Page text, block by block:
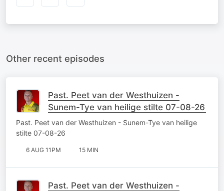
Other recent episodes
Past. Peet van der Westhuizen -
Sunem-Tye van heilige stilte 07-08-26
Past. Peet van der Westhuizen - Sunem-Tye van heilige
stilte 07-08-26
6 AUG 11PM 15 MIN
Past. Peet van der Westhuizen -